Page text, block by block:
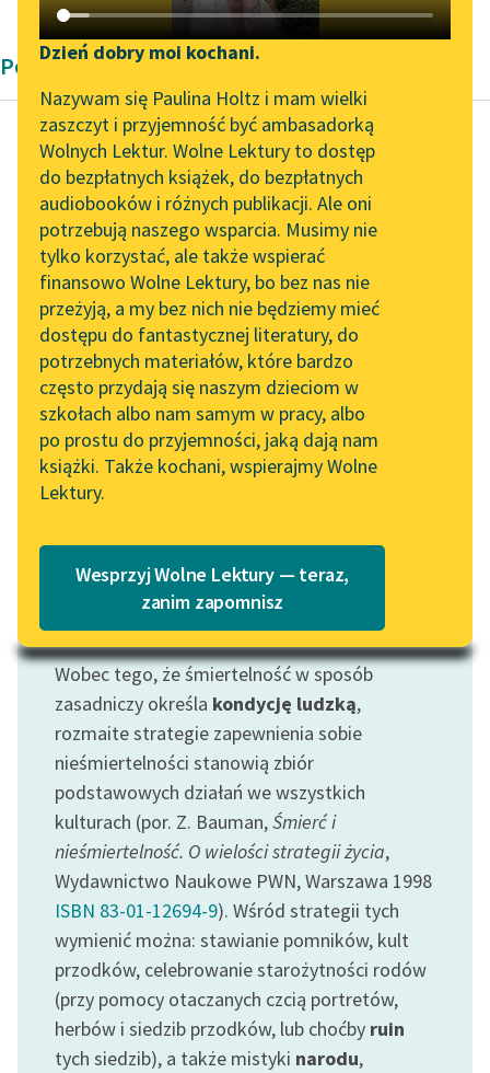
Katalog DAISY
Podkasty o książkach
Zgłoś brak utworu
Aktualności
Zapraszamy na spotkanie
online z tłumaczkami
literatury skandynawskiej
Spotkanie z Katarzyną
Tunkiel w Oslo
Wolne Lektury na 32.
Pol’and’Rock Festivalu
„Kochanek Lady
Chatterley” do słuchania
na Wolnych Lekturach
Nowy audiobook –
„Marzenie o Oriencie”
Lektury szkolne i klasyka
literatury do słuchania dla
uczennic i uczniów z
niepełnosprawnościami
E-kolekcja lektur
szkolnych i literatury do
słuchania dla uczennic i
uczniów z
niepełnosprawnościami
Feministyczne inspiracje.
Popularyzacja
skandynawskiej literatury
feministycznej
Ręce pełne poezji
Narzędzia
Mapa Wolnych Lektur
Leśmianator
Przewodnik dla piszących i
czytających
API
OAI-PMH
Widget Wolnych Lektur
Przypisy
Katalog w formacie PDF
Dzień dobry moi kochani.
Nazywam się Paulina Holtz i mam wielki
zaszczyt i przyjemność być ambasadorką
Wolnych Lektur. Wolne Lektury to dostęp
do bezpłatnych książek, do bezpłatnych
audiobooków i różnych publikacji. Ale oni
potrzebują naszego wsparcia. Musimy nie
tylko korzystać, ale także wspierać
finansowo Wolne Lektury, bo bez nas nie
przeżyją, a my bez nich nie będziemy mieć
dostępu do fantastycznej literatury, do
potrzebnych materiałów, które bardzo
często przydają się naszym dzieciom w
szkołach albo nam samym w pracy, albo
po prostu do przyjemności, jaką dają nam
książki. Także kochani, wspierajmy Wolne
Lektury.
Wesprzyj Wolne Lektury — teraz,
zanim zapomnisz
Poemat alegoryczny
Dante Alighieri
Boska komedia,
Raj
To promieniste cacko
naszej sfery,
Co świeci przy mnie,
sławnym jest na
świecie,
I będzie...
Motyw: Nieśmiertelność
Wobec tego, że śmiertelność w sposób
zasadniczy określa kondycję ludzką,
rozmaite strategie zapewnienia sobie
nieśmiertelności stanowią zbiór
podstawowych działań we wszystkich
kulturach (por. Z. Bauman,Śmierć i
nieśmiertelność. O wielości strategii życia,
Wydawnictwo Naukowe PWN, Warszawa 1998
ISBN 83-01-12694-9). Wśród strategii tych
wymienić można: stawianie pomników, kult
przodków, celebrowanie starożytności rodów
(przy pomocy otaczanych czcią portretów,
herbów i siedzib przodków, lub choćby ruin
tych siedzib), a także mistyki narodu,